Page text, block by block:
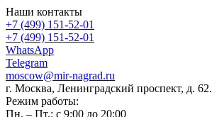
Наши контакты
+7 (499) 151-52-01
+7 (499) 151-52-01
WhatsApp
Telegram
moscow@mir-nagrad.ru
г. Москва, Ленинградский проспект, д. 62.
Режим работы:
Пн. – Пт.: с 9:00 до 20:00